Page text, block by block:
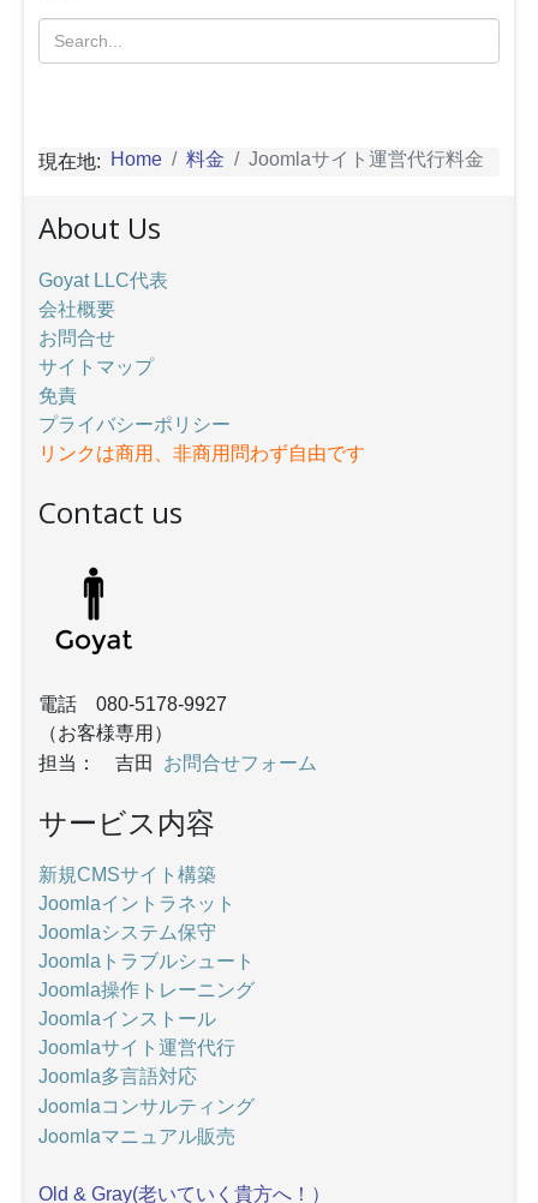
現在地: Home 料金 Joomlaサイト運営代行料金
About Us
Goyat LLC代表
会社概要
お問合せ
サイトマップ
免責
プライバシーポリシー
リンクは商用、非商用問わず自由です
Contact us
電話 080-5178-9927
（お客様専用）
担当： 吉田 お問合せフォーム
サービス内容
新規CMSサイト構築
Joomlaイントラネット
Joomlaシステム保守
Joomlaトラブルシュート
Joomla操作トレーニング
Joomlaインストール
Joomlaサイト運営代行
Joomla多言語対応
Joomlaコンサルティング
Joomlaマニュアル販売
Old & Gray(老いていく貴方へ！）